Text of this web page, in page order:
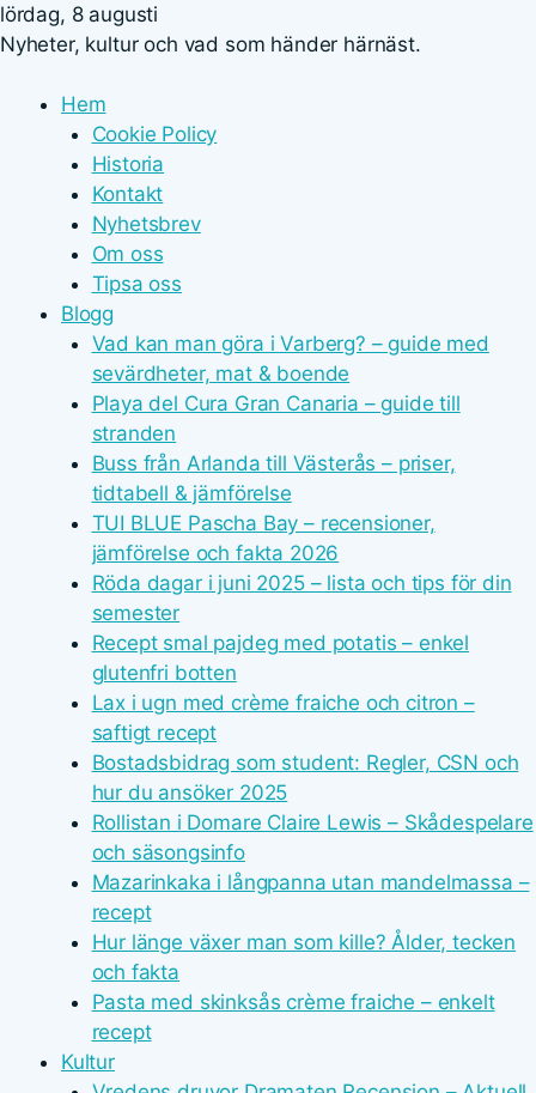
lördag, 8 augusti
Nyheter, kultur och vad som händer härnäst.
Hem
Cookie Policy
Historia
Kontakt
Nyhetsbrev
Om oss
Tipsa oss
Blogg
Vad kan man göra i Varberg? – guide med
sevärdheter, mat & boende
Playa del Cura Gran Canaria – guide till
stranden
Buss från Arlanda till Västerås – priser,
tidtabell & jämförelse
TUI BLUE Pascha Bay – recensioner,
jämförelse och fakta 2026
Röda dagar i juni 2025 – lista och tips för din
semester
Recept smal pajdeg med potatis – enkel
glutenfri botten
Lax i ugn med crème fraiche och citron –
saftigt recept
Bostadsbidrag som student: Regler, CSN och
hur du ansöker 2025
Rollistan i Domare Claire Lewis – Skådespelare
och säsongsinfo
Mazarinkaka i långpanna utan mandelmassa –
recept
Hur länge växer man som kille? Ålder, tecken
och fakta
Pasta med skinksås crème fraiche – enkelt
recept
Kultur